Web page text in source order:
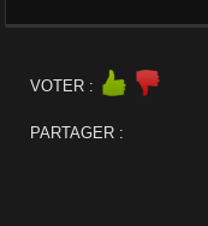
VOTER :
PARTAGER :